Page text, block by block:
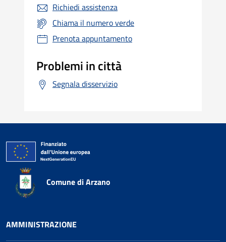
Richiedi assistenza
Chiama il numero verde
Prenota appuntamento
Problemi in città
Segnala disservizio
Comune di Arzano
AMMINISTRAZIONE